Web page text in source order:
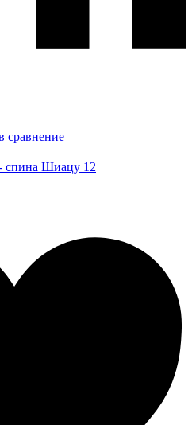
сравнение
спина Шиацу 12